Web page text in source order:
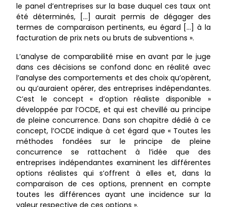
le panel d’entreprises sur la base duquel ces taux ont
été déterminés, […] aurait permis de dégager des
termes de comparaison pertinents, eu égard […] à la
facturation de prix nets ou bruts de subventions ».
L’analyse de comparabilité mise en avant par le juge
dans ces décisions se confond donc en réalité avec
l’analyse des comportements et des choix qu’opèrent,
ou qu’auraient opérer, des entreprises indépendantes.
C’est le concept « d’option réaliste disponible »
développée par l’OCDE, et qui est chevillé au principe
de pleine concurrence. Dans son chapitre dédié à ce
concept, l’OCDE indique à cet égard que « Toutes les
méthodes fondées sur le principe de pleine
concurrence se rattachent à l’idée que des
entreprises indépendantes examinent les différentes
options réalistes qui s’offrent à elles et, dans la
comparaison de ces options, prennent en compte
toutes les différences ayant une incidence sur la